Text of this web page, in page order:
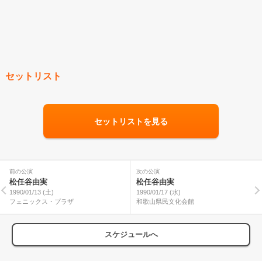
セットリスト
セットリストを見る
前の公演
松任谷由実
1990/01/13 (土)
フェニックス・プラザ
次の公演
松任谷由実
1990/01/17 (水)
和歌山県民文化会館
スケジュールへ